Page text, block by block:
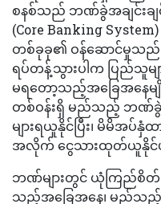
စနစ်သည် ဘဏ်ခွဲအချင်းခ
(Core Banking
တစ်ခုခု၏ ဝန်ဆောင်မှုသည် အ
ရပ်တန့်သွားပါက ပြည်သူမ
မရတော့သည့်အခြေအနေမ
တစ်ဝန်းရှိ မည်သည့် ဘဏ်
များရယူနိုင်ပြီး၊ မိမိအပ်
အလိုက် ငွေသားထုတ်ယူနိုင်
ဘဏ်များတွင် ယုံကြည်စိတ်
သည့်အခြေအနေ၊ မည်သည့်